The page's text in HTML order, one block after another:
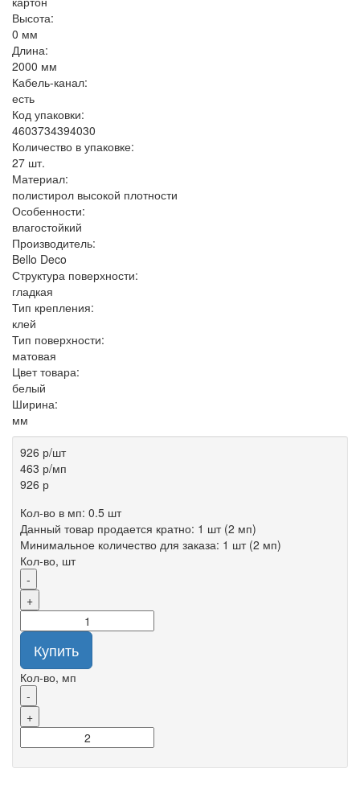
Высота:
0 мм
Длина:
2000 мм
Кабель-канал:
есть
Код упаковки:
4603734394030
Количество в упаковке:
27 шт.
Материал:
полистирол высокой плотности
Особенности:
влагостойкий
Производитель:
Bello Deco
Структура поверхности:
гладкая
Тип крепления:
клей
Тип поверхности:
матовая
Цвет товара:
белый
Ширина:
мм
926 р/шт
463 р/мп
926 р
Кол-во в мп: 0.5 шт
Данный товар продается кратно: 1 шт (2 мп)
Минимальное количество для заказа: 1 шт (2 мп)
Кол-во, шт
-
+
Купить
Кол-во, мп
-
+